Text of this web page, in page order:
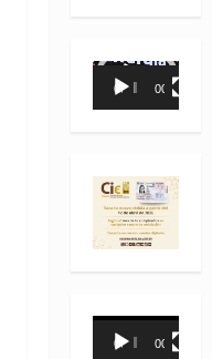
Reproductor
00:00 00:35
Reproductor
00:00 00:31